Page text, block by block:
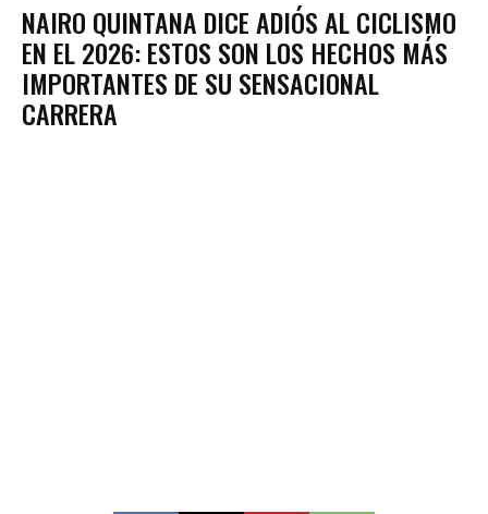
NAIRO QUINTANA DICE ADIÓS AL CICLISMO
EN EL 2026: ESTOS SON LOS HECHOS MÁS
IMPORTANTES DE SU SENSACIONAL
CARRERA